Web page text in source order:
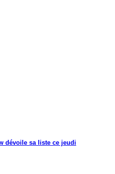
dévoile sa liste ce jeudi